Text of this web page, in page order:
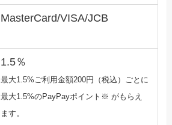
MasterCard/VISA/JCB
1.5％
最大1.5%ご利用金額200円（税込）ごとに
最大1.5%のPayPayポイント※ がもらえ
ます。